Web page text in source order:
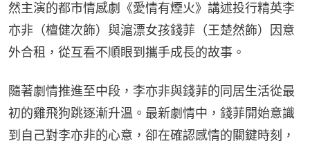
然主演的都市情感劇《愛情有煙火》講述投行精英李
亦非（檀健次飾）與滬漂女孩錢菲（王楚然飾）因意
外合租，從互看不順眼到攜手成長的故事。
隨著劇情推進至中段，李亦非與錢菲的同居生活從最
初的雞飛狗跳逐漸升溫。最新劇情中，錢菲開始意識
到自己對李亦非的心意，卻在確認感情的關鍵時刻，